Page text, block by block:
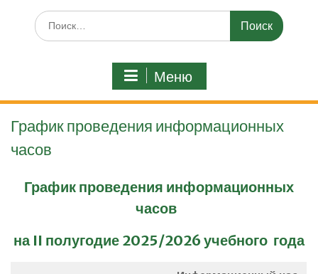
Искать:
Меню
График проведения информационных
часов
График проведения информационных
часов
на II полугодие 2025/2026 учебного года